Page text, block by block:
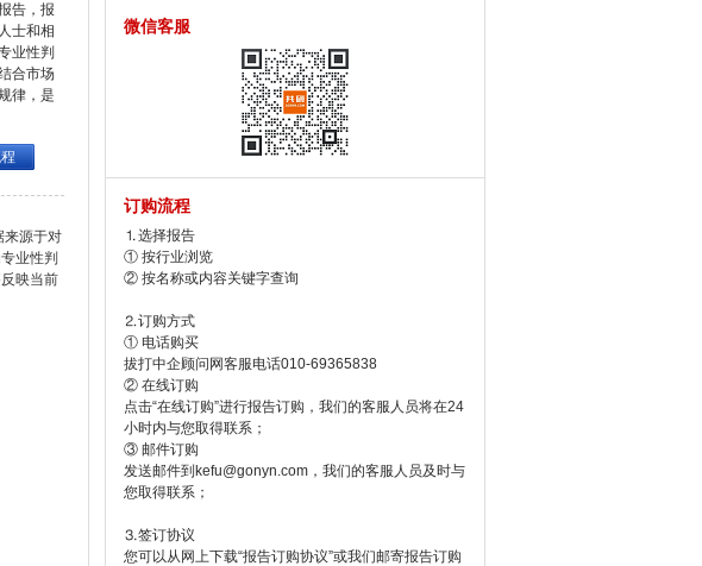
告，报
士和相
业性判
合市场
律，是
来源于对
业性判
映当前
微信客服
订购流程
⒈选择报告
① 按行业浏览
② 按名称或内容关键字查询
⒉订购方式
① 电话购买
拔打中企顾问网客服电话010-69365838
② 在线订购
点击“在线订购”进行报告订购，我们的客服人员将在24
小时内与您取得联系；
③ 邮件订购
发送邮件到kefu@gonyn.com，我们的客服人员及时与
您取得联系；
⒊签订协议
您可以从网上下载“报告订购协议”或我们邮寄报告订购